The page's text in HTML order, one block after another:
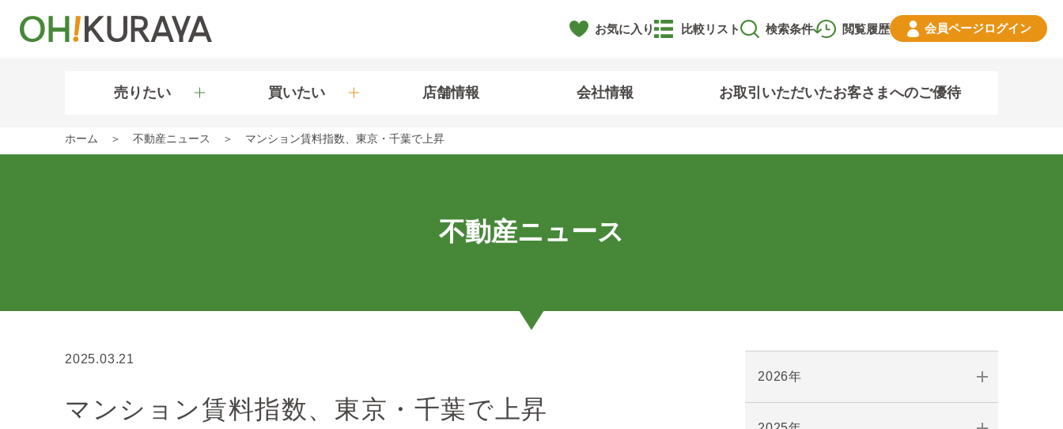
お気に入り 閲覧履歴
比較リスト 検索条件 会員ページログイン
売りたい 買いたい 店舗情報 会社情報 お取引いただいたお客さまへのご優待
ホーム 不動産ニュース マンション賃料指数、東京・千葉で上昇
不動産ニュース
2025.03.21
マンション賃料指数、東京・千葉で上昇
2026年